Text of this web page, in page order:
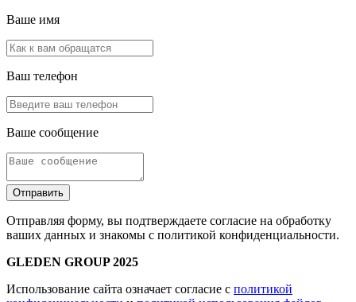
Ваше имя
Ваш телефон
Ваше сообщение
Отправить
Отправляя форму, вы подтверждаете согласие на обработку
ваших данных и знакомы с политикой конфиденциальности.
GLEDEN GROUP 2025
Использование сайта означает согласие с политикой